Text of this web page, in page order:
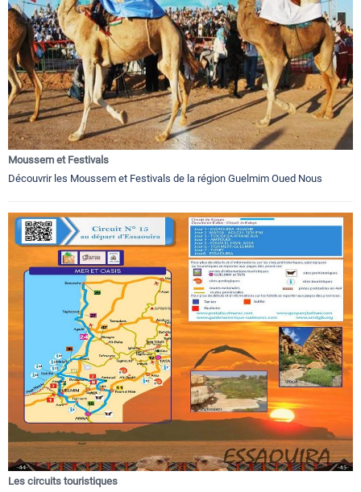
Moussem et Festivals
Découvrir les Moussem et Festivals de la région Guelmim Oued Nous
Les circuits touristiques